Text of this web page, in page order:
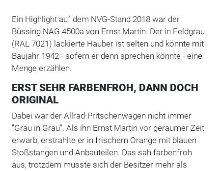
Ein Highlight auf dem NVG-Stand 2018 war der
Büssing NAG 4500a von Ernst Martin. Der in Feldgrau
(RAL 7021) lackierte Hauber ist selten und könnte mit
Baujahr 1942 - sofern er denn sprechen könnte - eine
Menge erzählen.
ERST SEHR FARBENFROH, DANN DOCH
ORIGINAL
Dabei war der Allrad-Pritschenwagen nicht immer
"Grau in Grau". Als ihn Ernst Martin vor geraumer Zeit
erwarb, erstrahlte er in frischem Orange mit blauen
Stoßstangen und Anbauteilen. Das sah farbenfroh
aus, trotzdem musste sich der Besitzer mehr als